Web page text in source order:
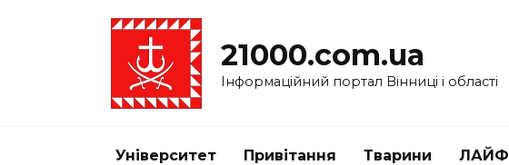
21000.com.ua
Інформаційний портал Вінниці і області
Університет Привітання Тварини ЛАЙФ